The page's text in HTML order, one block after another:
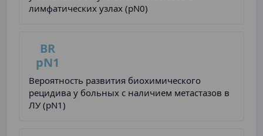
лимфатических узлах (pN0)
BR
pN1
Вероятность развития биохимического
рецидива у больных с наличием метастазов в
ЛУ (pN1)